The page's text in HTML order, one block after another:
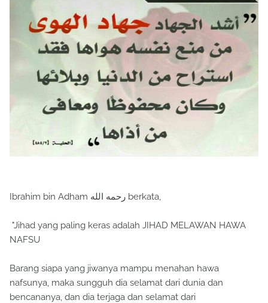
Ibrahim bin Adham رحمه الله berkata,
"Jihad yang paling keras adalah JIHAD MELAWAN HAWA
NAFSU
Barang siapa yang jiwanya mampu menahan hawa
nafsunya, maka sungguh dia selamat dari dunia dan
bencananya, dan dia terjaga dan selamat dari